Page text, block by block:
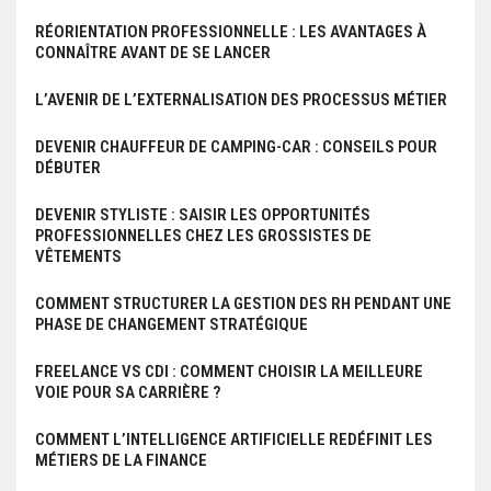
RÉORIENTATION PROFESSIONNELLE : LES AVANTAGES À
CONNAÎTRE AVANT DE SE LANCER
L’AVENIR DE L’EXTERNALISATION DES PROCESSUS MÉTIER
DEVENIR CHAUFFEUR DE CAMPING-CAR : CONSEILS POUR
DÉBUTER
DEVENIR STYLISTE : SAISIR LES OPPORTUNITÉS
PROFESSIONNELLES CHEZ LES GROSSISTES DE
VÊTEMENTS
COMMENT STRUCTURER LA GESTION DES RH PENDANT UNE
PHASE DE CHANGEMENT STRATÉGIQUE
FREELANCE VS CDI : COMMENT CHOISIR LA MEILLEURE
VOIE POUR SA CARRIÈRE ?
COMMENT L’INTELLIGENCE ARTIFICIELLE REDÉFINIT LES
MÉTIERS DE LA FINANCE